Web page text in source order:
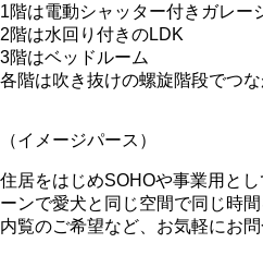
1階は電動シャッター付きガレー
2階は水回り付きのLDK
3階はベッドルーム
各階は吹き抜けの螺旋階段でつな
（イメージパース）
住居をはじめSOHOや事業用と
ーンで愛犬と同じ空間で同じ時
内覧のご希望など、お気軽にお問